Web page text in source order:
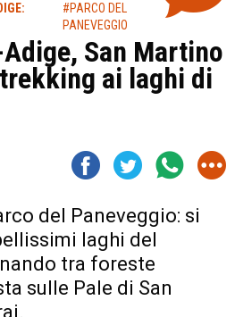
#PARCO DEL
PANEVEGGIO
San Martino
ai laghi di
del Paneveggio: si
laghi del
tra foreste
sulle Pale di San